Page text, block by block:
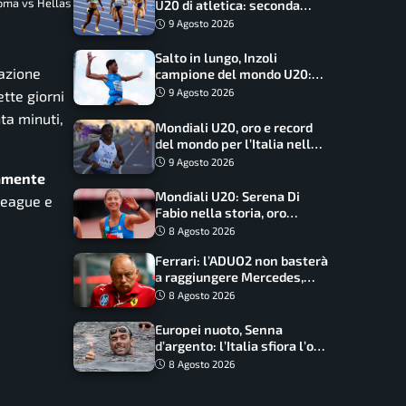
giorni
minuti,
e
U20 di atletica: seconda
dietro solo agli USA nel
9 Agosto 2026
Salto in lungo, Inzoli
campione del mondo U20:
basta un centimetro
9 Agosto 2026
Mondiali U20, oro e record
del mondo per l’Italia nella
4×100 mista: Doualla
9 Agosto 2026
Mondiali U20: Serena Di
Fabio nella storia, oro
dominio totale nei 5000 di
8 Agosto 2026
Ferrari: l’ADUO2 non basterà
a raggiungere Mercedes,
novità per la Macarena
8 Agosto 2026
Europei nuoto, Senna
d’argento: l’Italia sfiora l’oro
nella staffetta, Paltrinieri
8 Agosto 2026